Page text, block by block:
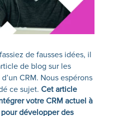
de fausses idées, il
de blog sur les
CRM. Nous espérons
ce sujet. Cet article
votre CRM actuel à
développer des